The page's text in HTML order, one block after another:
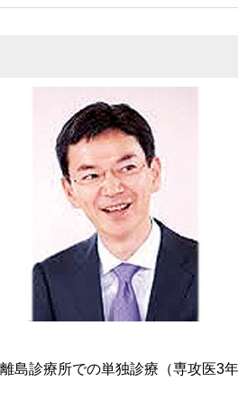
島診療所での単独診療（専攻医3